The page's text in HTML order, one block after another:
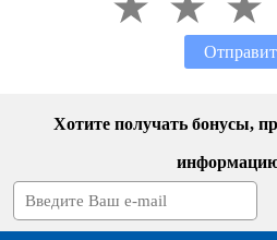
Хотите получать бонусы,